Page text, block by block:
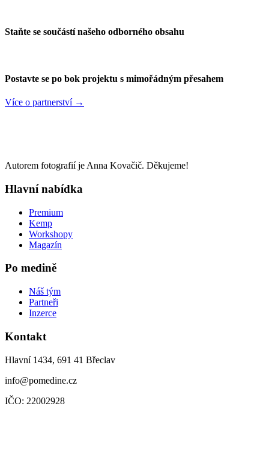
Staňte se součástí našeho odborného obsahu
Postavte se po bok projektu s mimořádným přesahem
Více o partnerství →
Autorem fotografií je Anna Kovačič. Děkujeme!
Hlavní nabídka
Premium
Kemp
Workshopy
Magazín
Po medině
Náš tým
Partneři
Inzerce
Kontakt
Hlavní 1434, 691 41 Břeclav
info@pomedine.cz
IČO: 22002928